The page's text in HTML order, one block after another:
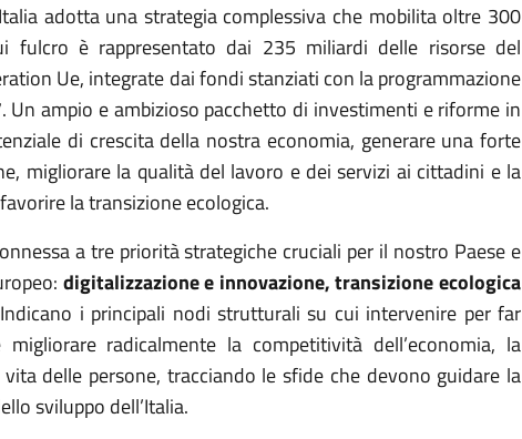
adotta una strategia complessiva che mobilita oltre 300
fulcro è rappresentato dai 235 miliardi delle risorse del
Ue, integrate dai fondi stanziati con la programmazione
ampio e ambizioso pacchetto di investimenti e riforme in
di crescita della nostra economia, generare una forte
migliorare la qualità del lavoro e dei servizi ai cittadini e la
la transizione ecologica.
a tre priorità strategiche cruciali per il nostro Paese e
digitalizzazione e innovazione, transizione ecologica
i principali nodi strutturali su cui intervenire per far
radicalmente la competitività dell’economia, la
delle persone, tracciando le sfide che devono guidare la
sviluppo dell’Italia.